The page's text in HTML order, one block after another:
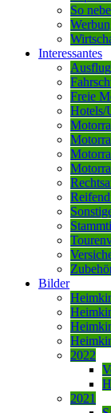
So
Interessantes
Freie
Hotels/
Bilder
2022
2021